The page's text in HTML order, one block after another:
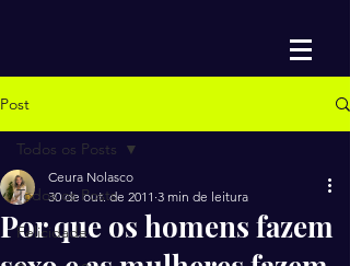
Post
Todos os Posts
Felicidade
Todos os Posts
Por que os homens fazem
Ceura Nolasco
30 de out. de 2011 3 min de leitura